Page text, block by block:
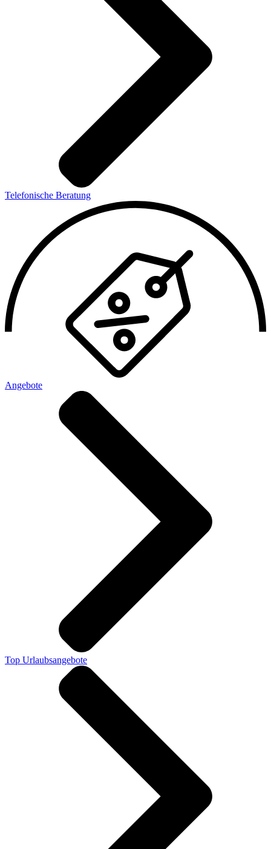
Telefonische Beratung
Angebote
Top Urlaubsangebote